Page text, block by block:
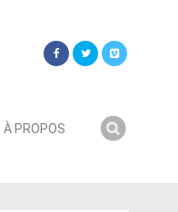
À PROPOS